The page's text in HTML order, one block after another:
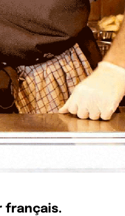
français.